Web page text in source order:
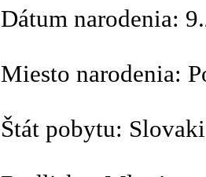
Dátum narodenia:
Miesto narodenia:
Štát pobytu: